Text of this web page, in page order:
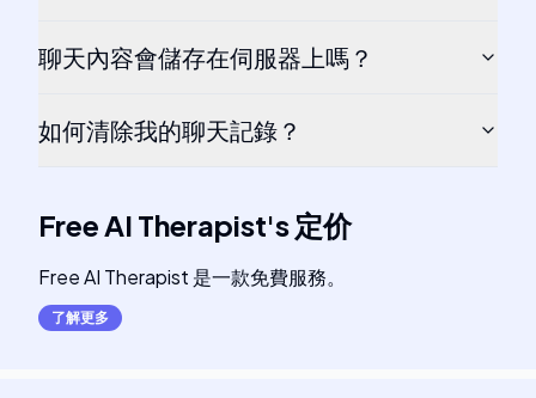
聊天內容會儲存在伺服器上嗎？
如何清除我的聊天記錄？
Free AI Therapist's 定价
Free AI Therapist 是一款免費服務。
了解更多